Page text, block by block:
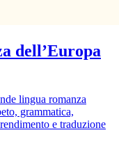
dell’Europa
lingua romanza
grammatica,
e traduzione